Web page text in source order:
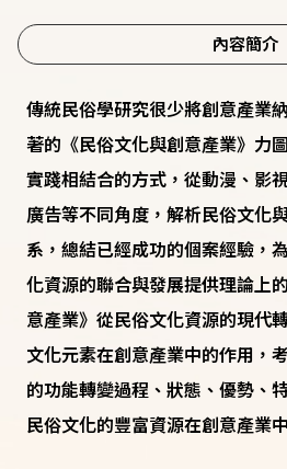
內容簡介
傳統民俗學研究很少將創意產業
著的《民俗文化與創意產業》力
實踐相結合的方式，從動漫、影
廣告等不同角度，解析民俗文化
系，總結已經成功的個案經驗，
化資源的聯合與發展提供理論上
意產業》從民俗文化資源的現代
文化元素在創意產業中的作用，
的功能轉變過程、狀態、優勢、
民俗文化的豐富資源在創意產業